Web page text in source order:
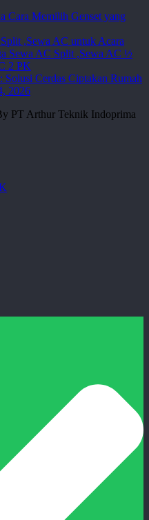
Cara Memilih Genset yang
Cerdas Ciptakan Rumah
2026
PT Arthur Teknik Indoprima